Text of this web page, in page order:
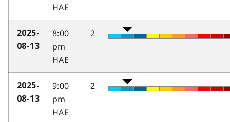
HAE
2025-
08-13
8:00
pm
HAE
2
2025-
08-13
9:00
pm
HAE
2